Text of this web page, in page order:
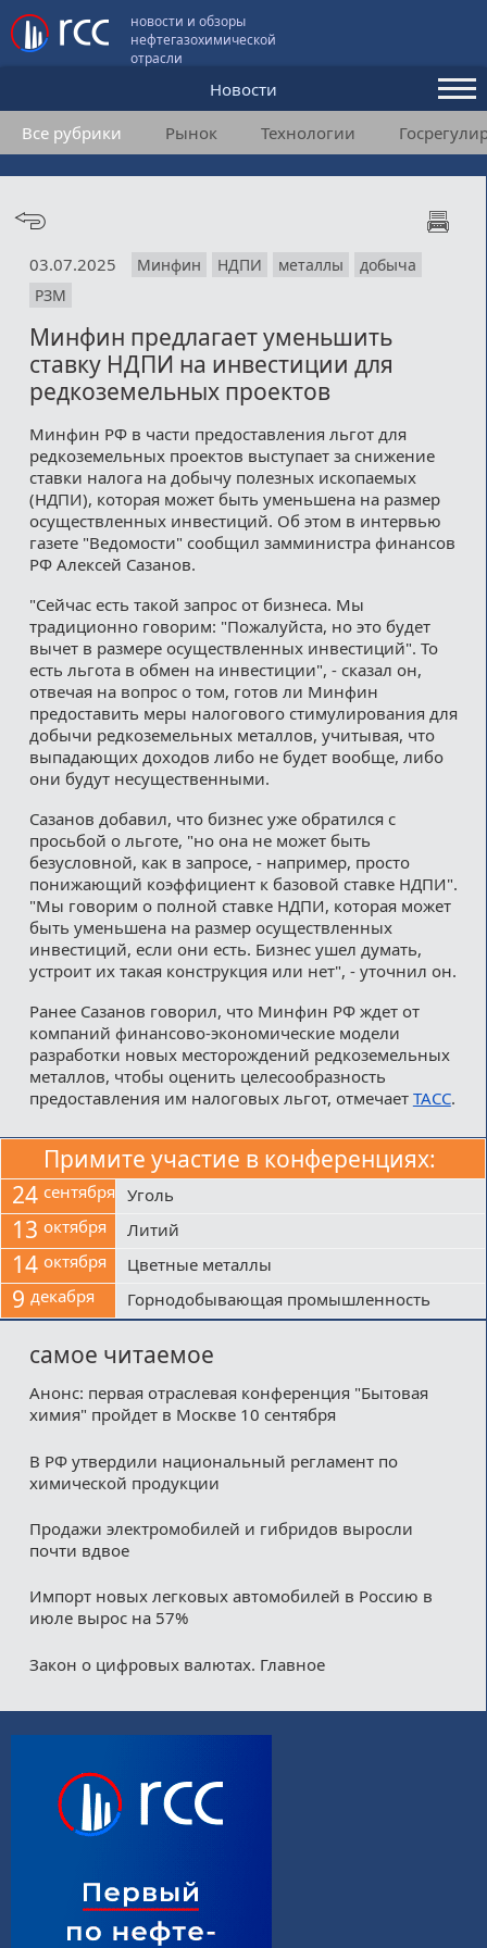
новости и обзоры
нефтегазохимической
отрасли
Новости
Аналитика и мнения
Конференции
Подписка
Пользовательское соглашение
Медиакит
Контакты
Все рубрики Рынок Технологии
03.07.2025 Минфин НДПИ металлы
добыча
РЗМ
Минфин предлагает уменьшить
ставку НДПИ на инвестиции для
редкоземельных проектов
Минфин РФ в части предоставления льгот для
редкоземельных проектов выступает за снижение
ставки налога на добычу полезных ископаемых
(НДПИ), которая может быть уменьшена на размер
осуществленных инвестиций. Об этом в интервью
газете "Ведомости" сообщил замминистра финансов
РФ Алексей Сазанов.
"Сейчас есть такой запрос от бизнеса. Мы
традиционно говорим: "Пожалуйста, но это будет
вычет в размере осуществленных инвестиций". То
есть льгота в обмен на инвестиции", - сказал он,
отвечая на вопрос о том, готов ли Минфин
предоставить меры налогового стимулирования для
добычи редкоземельных металлов, учитывая, что
выпадающих доходов либо не будет вообще, либо
они будут несущественными.
Сазанов добавил, что бизнес уже обратился с
просьбой о льготе, "но она не может быть
безусловной, как в запросе, - например, просто
понижающий коэффициент к базовой ставке НДПИ".
"Мы говорим о полной ставке НДПИ, которая может
быть уменьшена на размер осуществленных
инвестиций, если они есть. Бизнес ушел думать,
устроит их такая конструкция или нет", - уточнил он.
Ранее Сазанов говорил, что Минфин РФ ждет от
компаний финансово-экономические модели
разработки новых месторождений редкоземельных
металлов, чтобы оценить целесообразность
предоставления им налоговых льгот, отмечает ТАСС.
Примите участие в конференциях:
24 сентября Уголь
13 октября Литий
14 октября Цветные металлы
9 декабря Горнодобывающая промышленность
самое читаемое
Анонс: первая отраслевая конференция "Бытовая
химия" пройдет в Москве 10 сентября
В РФ утвердили национальный регламент по
химической продукции
Продажи электромобилей и гибридов выросли
почти вдвое
Импорт новых легковых автомобилей в Россию в
июле вырос на 57%
Закон о цифровых валютах. Главное